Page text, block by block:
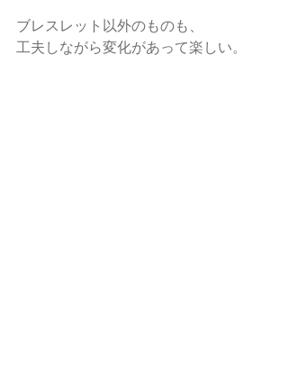
ブレスレット以外のものも、
工夫しながら変化があって楽しい。